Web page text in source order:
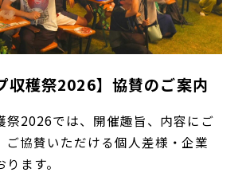
収穫祭2026】協賛のご案内
祭2026では、開催趣旨、内容にご
ご協賛いただける個人差様・企業
ます。